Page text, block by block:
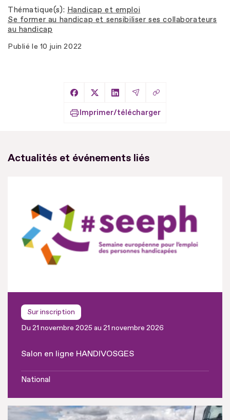
Thématique(s) Handicap et emploi
Se former au handicap et sensibiliser ses collaborateurs
au handicap
Publié le 10 juin 2022
Partager sur Facebook
Partager sur X
Partager sur LinkedIn
Partager par Email
Copier le lien
Imprimer/télécharger
Actualités et événements liés
Sur inscription
Du 21 novembre 2025 au 21 novembre 2026
Salon en ligne HANDIVOSGES
National